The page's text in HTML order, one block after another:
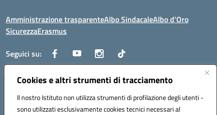
Cookies e altri strumenti di tracciamento
Il nostro Istituto non utilizza strumenti di profilazione degli utenti -
sono utilizzati esclusivamente cookies tecnici necessari al
Amministrazione trasparenteAlbo SindacaleAlbo d’Oro
SicurezzaErasmus
Seguici su:
Centralino:0885.426034 Email:FGTD02000P@istruzione.it
Posta elettronica certificata (PEC):fgtd02000p@pec.istruzione.it